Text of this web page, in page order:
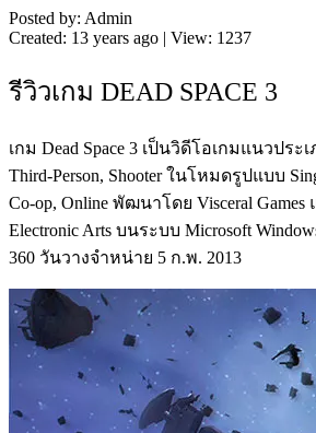
Posted by: Admin
Created: 13 years ago | View: 1237
รีวิวเกม DEAD SPACE 3
เกม Dead Space 3 เป็นวิดีโอเกมแนวประ
Third-Person, Shooter ในโหมดรูปแบบ
Co-op, Online พัฒนาโดย Visceral
Electronic Arts บนระบบ Microsoft
360 วันวางจำหน่าย 5 ก.พ. 2013